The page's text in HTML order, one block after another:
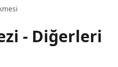
- Diğerleri